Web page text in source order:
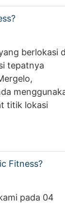
berlokasi
tepatnya
titik lokasi
Fitness?
pada 04